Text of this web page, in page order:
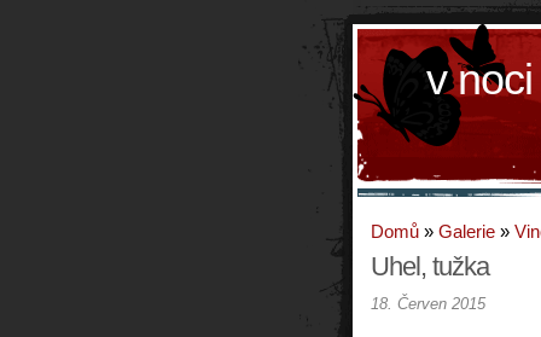
v
Domů » Galerie »
Uhel, tužka
18. Červen 2015